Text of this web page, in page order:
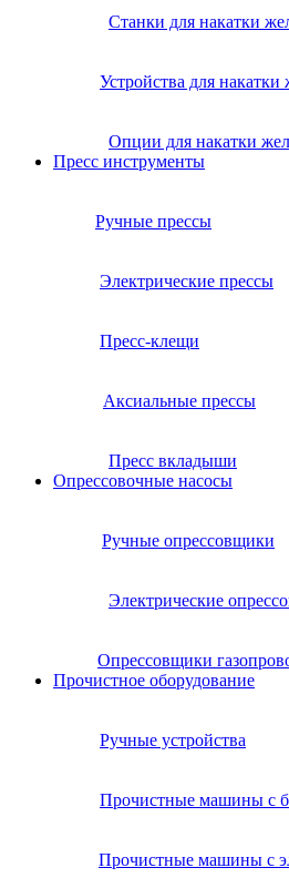
Станки для накатки
Устройства для накатки
Опции для накатки
Пресс инструменты
Ручные прессы
Электрические прессы
Пресс-клещи
Аксиальные прессы
Пресс вкладыши
Опрессовочные насосы
Ручные опрессовщики
Электрические
Опрессовщики
Прочистное оборудование
Ручные устройства
Прочистные машины с
Прочистные машины с